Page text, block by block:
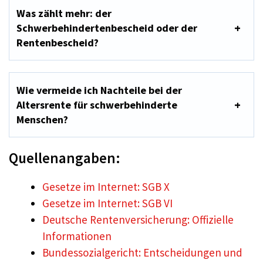
Was zählt mehr: der
Schwerbehindertenbescheid oder der
Rentenbescheid?
Wie vermeide ich Nachteile bei der
Altersrente für schwerbehinderte
Menschen?
Quellenangaben:
Gesetze im Internet: SGB X
Gesetze im Internet: SGB VI
Deutsche Rentenversicherung: Offizielle
Informationen
Bundessozialgericht: Entscheidungen und